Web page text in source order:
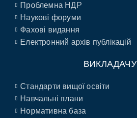
Проблемна НДР
Наукові форуми
Фахові видання
Електронний архів публікацій
ВИКЛАДАЧУ
Стандарти вищої освіти
Навчальні плани
Нормативна база